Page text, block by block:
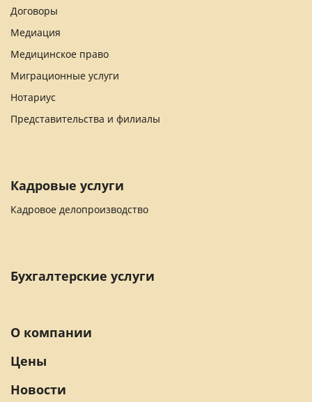
Договоры
Медиация
Медицинское право
Миграционные услуги
Нотариус
Представительства и филиалы
Кадровые услуги
Кадровое делопроизводство
Бухгалтерские услуги
О компании
Цены
Новости